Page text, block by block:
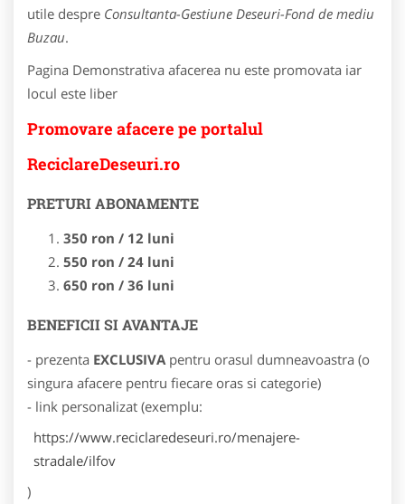
utile despre Consultanta-Gestiune Deseuri-Fond de mediu
Buzau.
Pagina Demonstrativa afacerea nu este promovata iar
locul este liber
Promovare afacere pe portalul
ReciclareDeseuri.ro
PRETURI ABONAMENTE
350 ron / 12 luni
550 ron / 24 luni
650 ron / 36 luni
BENEFICII SI AVANTAJE
- prezenta EXCLUSIVA pentru orasul dumneavoastra (o
singura afacere pentru fiecare oras si categorie)
- link personalizat (exemplu:
https://www.reciclaredeseuri.ro/menajere-
stradale/ilfov
)